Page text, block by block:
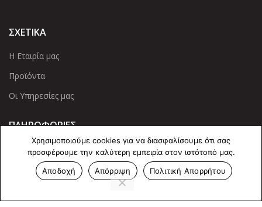
ΣΧΕΤΙΚΑ
Η Εταιρία μας
Προϊόντα
Οι Υπηρεσίες μας
ΠΛΗΡΟΦΟΡΙΕΣ
Πολιτική Απορρήτου
Cookies
Χρησιμοποιούμε cookies για να διασφαλίσουμε ότι σας
προσφέρουμε την καλύτερη εμπειρία στον ιστότοπό μας.
Αποδοχή
Απόρριψη Πολιτική Απορρήτου